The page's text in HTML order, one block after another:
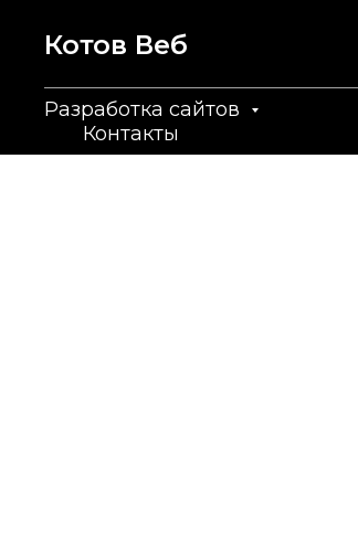
Котов Вeб
Разработка сайтов
Контакты